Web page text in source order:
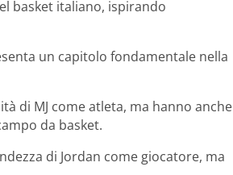
basket italiano, ispirando
un capitolo fondamentale nella
di MJ come atleta, ma hanno anche
da basket.
di Jordan come giocatore, ma